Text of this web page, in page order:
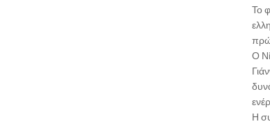
Το
Ο
Η